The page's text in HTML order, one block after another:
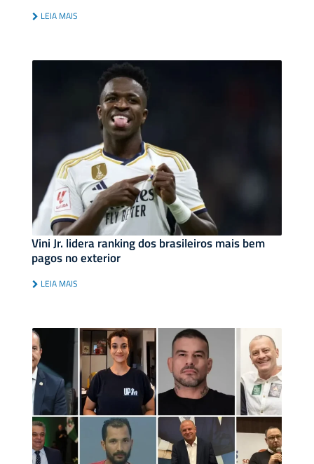
LEIA MAIS
Vini Jr. lidera ranking dos brasileiros mais bem
pagos no exterior
LEIA MAIS